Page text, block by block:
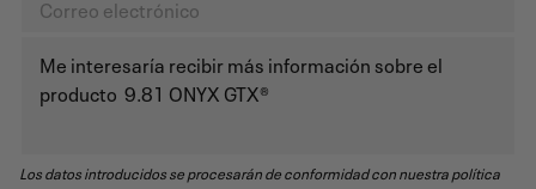
Los datos introducidos se procesarán de conformidad con nuestra política